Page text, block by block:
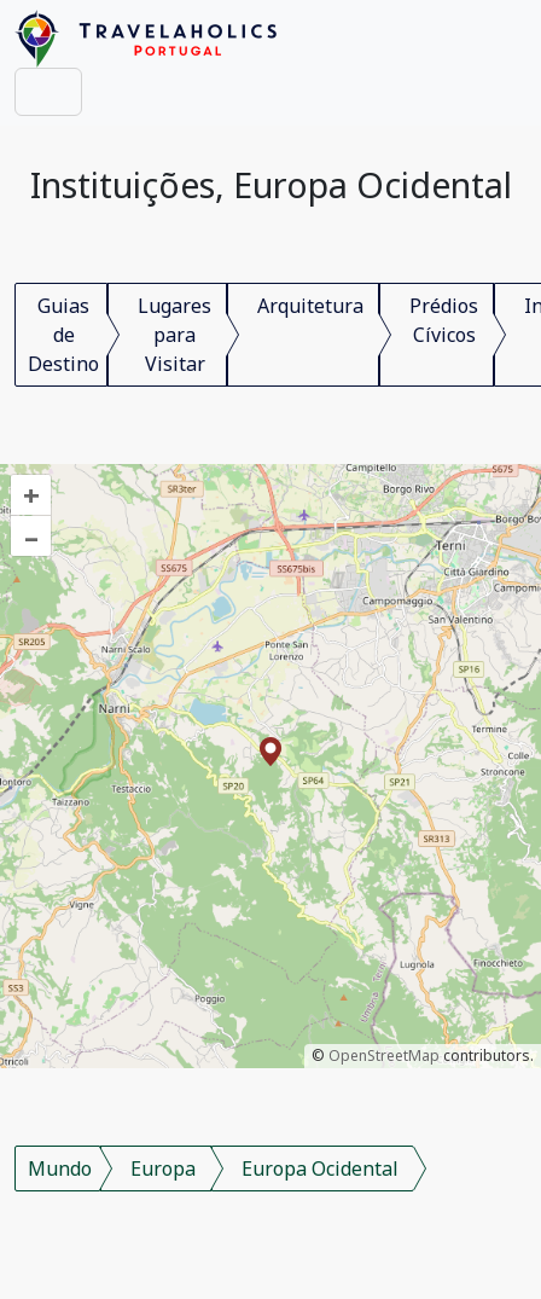
Instituições, Europa Ocidental
Guias
de
Destino
Lugares
para
Visitar
Arquitetura
Prédios
Cívicos
+
–
© OpenStreetMapcontributors.
Mundo Europa Europa Ocidental